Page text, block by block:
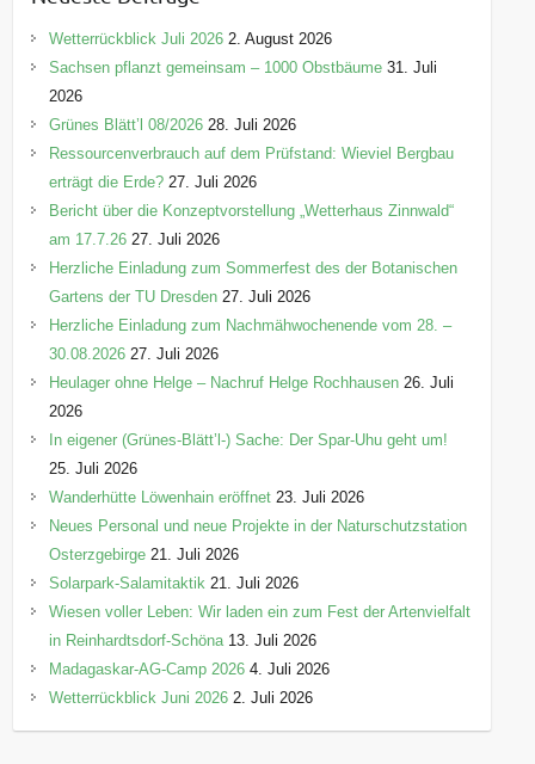
g
o
r
e
n
Wetterrückblick Juli 2026 2. August 2026
Sachsen pflanzt gemeinsam – 1000 Obstbäume 31. Juli
2026
Grünes Blätt’l 08/2026 28. Juli 2026
Ressourcenverbrauch auf dem Prüfstand: Wieviel Bergbau
erträgt die Erde? 27. Juli 2026
Bericht über die Konzeptvorstellung „Wetterhaus Zinnwald“
am 17.7.26 27. Juli 2026
Herzliche Einladung zum Sommerfest des der Botanischen
Gartens der TU Dresden 27. Juli 2026
Herzliche Einladung zum Nachmähwochenende vom 28. –
30.08.2026 27. Juli 2026
Heulager ohne Helge – Nachruf Helge Rochhausen 26. Juli
2026
In eigener (Grünes-Blätt’l-) Sache: Der Spar-Uhu geht um!
25. Juli 2026
Wanderhütte Löwenhain eröffnet 23. Juli 2026
Neues Personal und neue Projekte in der Naturschutzstation
Osterzgebirge 21. Juli 2026
Solarpark-Salamitaktik 21. Juli 2026
Wiesen voller Leben: Wir laden ein zum Fest der Artenvielfalt
in Reinhardtsdorf-Schöna 13. Juli 2026
Madagaskar-AG-Camp 2026 4. Juli 2026
Wetterrückblick Juni 2026 2. Juli 2026